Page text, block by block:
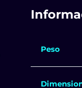
Peso